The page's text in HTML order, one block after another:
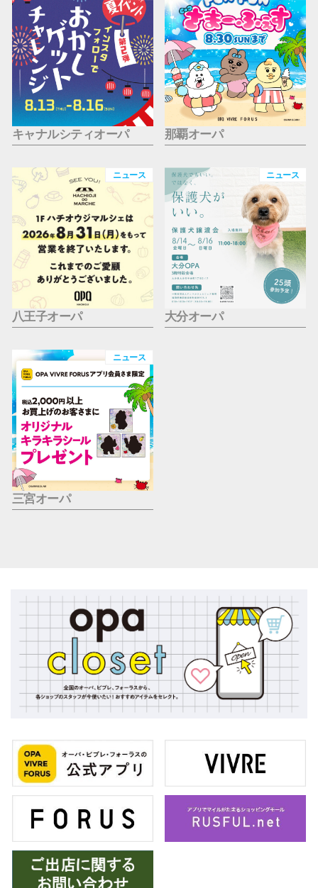
キャナルシティオーパ 那覇オーパ
ニュース
八王子オーパ
ニュース
大分オーパ
ニュース
三宮オーパ